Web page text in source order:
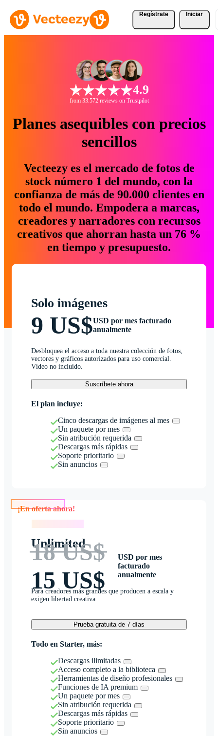
Regístrate Iniciar
4.9
from 33.572 reviews on Trustpilot
Planes asequibles con precios
sencillos
Vecteezy es el mercado de fotos de
stock número 1 del mundo, con la
confianza de más de 90.000 clientes en
todo el mundo. Empodera a marcas,
creadores y narradores con recursos
creativos que ahorran hasta un 76 %
en tiempo y presupuesto.
Solo imágenes
9 US$USD por mes facturado
anualmente
Desbloquea el acceso a toda nuestra colección de fotos,
vectores y gráficos autorizados para uso comercial.
Vídeo no incluido.
Suscríbete ahora
El plan incluye:
Cinco descargas de imágenes al mes
Un paquete por mes
Sin atribución requerida
Descargas más rápidas
Soporte prioritario
Sin anuncios
Unlimited
18 US$
15 US$
USD por mes
facturado
anualmente
Para creadores más grandes que producen a escala y
exigen libertad creativa
Prueba gratuita de 7 días
Todo en Starter, más:
Descargas ilimitadas
Acceso completo a la biblioteca
Herramientas de diseño profesionales
Funciones de IA premium
Un paquete por mes
Sin atribución requerida
Descargas más rápidas
Soporte prioritario
Sin anuncios